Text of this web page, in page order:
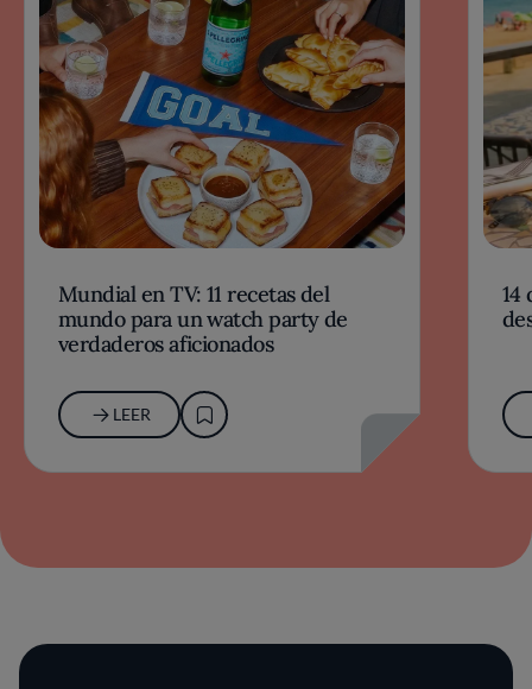
Mundial en TV: 11 recetas del
mundo para un watch party de
verdaderos aficionados
LEER
14